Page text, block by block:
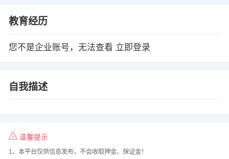
教育经历
您不是企业账号，无法查看 立即登录
自我描述
温馨提示
1、本平台仅供信息发布，不会收取押金、保证金！